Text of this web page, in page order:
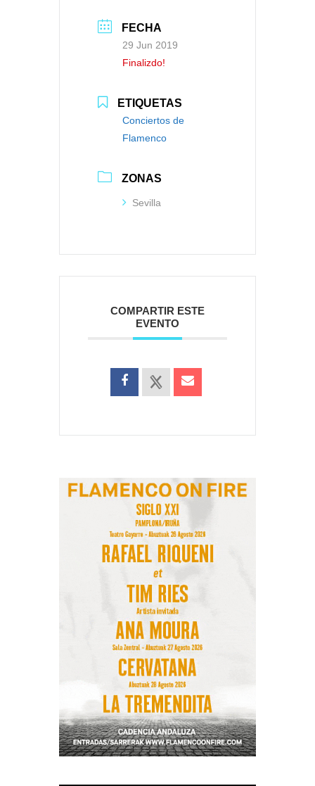
FECHA
29 Jun 2019
Finalizdo!
ETIQUETAS
Conciertos de
Flamenco
ZONAS
Sevilla
COMPARTIR ESTE
EVENTO